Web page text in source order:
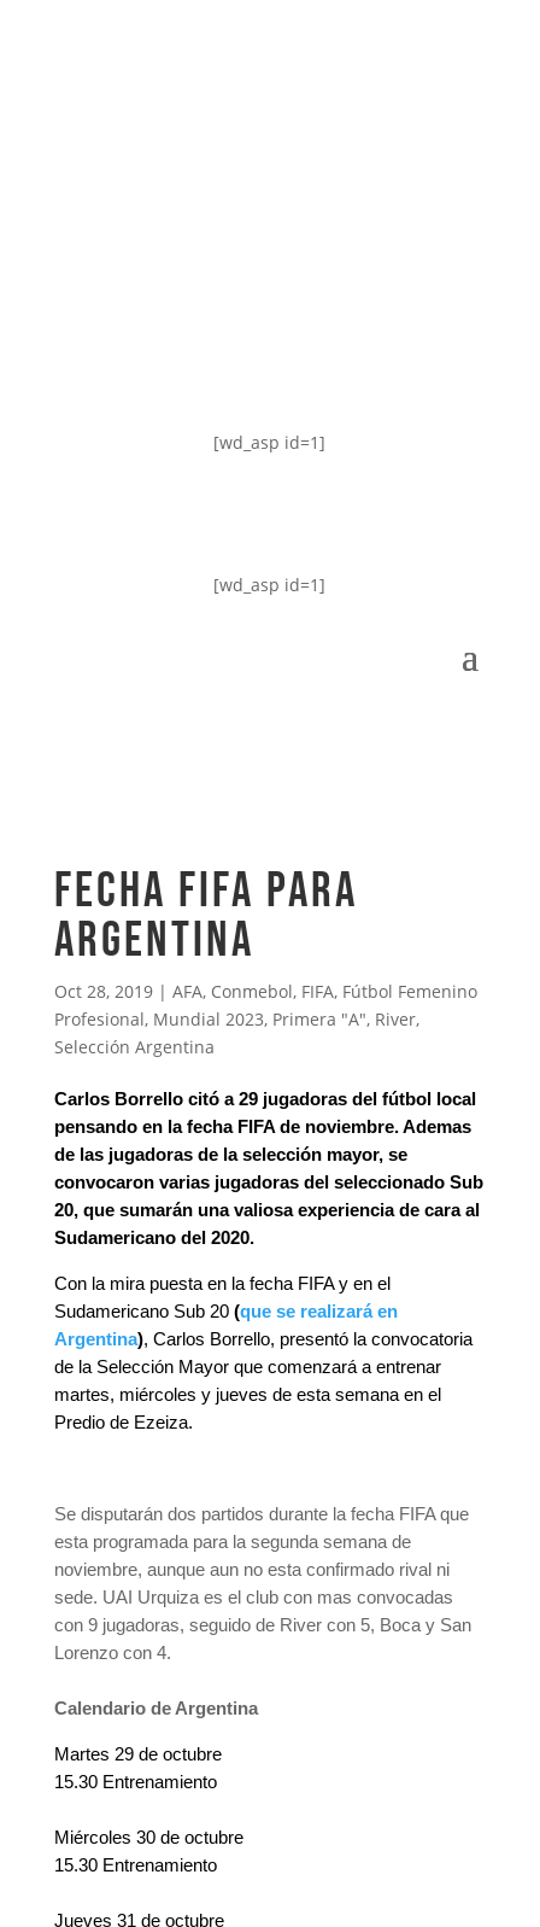
[wd_asp id=1]
[wd_asp id=1]
Fecha FIFA para
Argentina
Oct 28, 2019| AFA, Conmebol, FIFA, Fútbol Femenino
Profesional, Mundial 2023, Primera "A", River,
Selección Argentina
Carlos Borrello citó a 29 jugadoras del fútbol local
pensando en la fecha FIFA de noviembre. Ademas
de las jugadoras de la selección mayor, se
convocaron varias jugadoras del seleccionado Sub
20, que sumarán una valiosa experiencia de cara al
Sudamericano del 2020.
Con la mira puesta en la fecha FIFA y en el
Sudamericano Sub 20 (que se realizará en
Argentina), Carlos Borrello, presentó la convocatoria
de la Selección Mayor que comenzará a entrenar
martes, miércoles y jueves de esta semana en el
Predio de Ezeiza.
Se disputarán dos partidos durante la fecha FIFA que
esta programada para la segunda semana de
noviembre, aunque aun no esta confirmado rival ni
sede. UAI Urquiza es el club con mas convocadas
con 9 jugadoras, seguido de River con 5, Boca y San
Lorenzo con 4.
Calendario de Argentina
Martes 29 de octubre
15.30 Entrenamiento
Miércoles 30 de octubre
15.30 Entrenamiento
Jueves 31 de octubre